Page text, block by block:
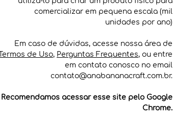
comercializar em pequena escala (mil
unidades por ano)
Em caso de dúvidas, acesse nossa área de
Termos de Uso, Perguntas Frequentes, ou entre
em contato conosco no email
contato@anabananacraft.com.br.
Recomendamos acessar esse site pelo Google
Chrome.